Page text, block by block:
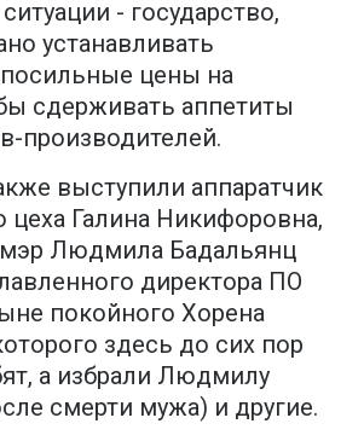
- государство,
устанавливать
цены на
сдерживать аппетиты
производителей.
выступили аппаратчик
цеха Галина Никифоровна,
Людмила Бадальянц
директора ПО
покойного Хорена
здесь до сих пор
а избрали Людмилу
смерти мужа) и другие.